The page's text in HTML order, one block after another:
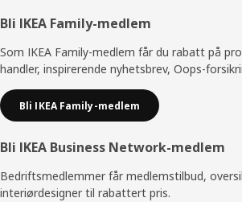
Bunntekst
Bli IKEA Family-medlem
Som IKEA Family-medlem får du rabatt på
handler, inspirerende nyhetsbrev, Oops-
Bli IKEA Family-medlem
Bli IKEA Business Network-medlem
Bedriftsmedlemmer får medlemstilbud,
interiørdesigner til rabattert pris.